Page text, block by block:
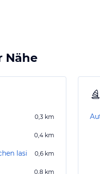
Nähe
0,3 km
0,4 km
Iasi 0,6 km
0,8 km